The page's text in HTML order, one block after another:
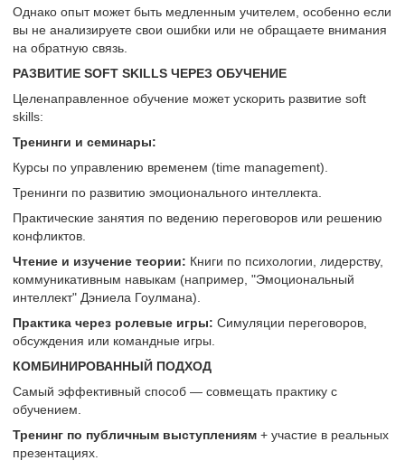
Однако опыт может быть медленным учителем, особенно если
вы не анализируете свои ошибки или не обращаете внимания
на обратную связь.
РАЗВИТИЕ SOFT SKILLS ЧЕРЕЗ ОБУЧЕНИЕ
Целенаправленное обучение может ускорить развитие soft
skills:
Тренинги и семинары:
Курсы по управлению временем (time management).
Тренинги по развитию эмоционального интеллекта.
Практические занятия по ведению переговоров или решению
конфликтов.
Чтение и изучение теории: Книги по психологии, лидерству,
коммуникативным навыкам (например, "Эмоциональный
интеллект" Дэниела Гоулмана).
Практика через ролевые игры: Симуляции переговоров,
обсуждения или командные игры.
КОМБИНИРОВАННЫЙ ПОДХОД
Самый эффективный способ — совмещать практику с
обучением.
Тренинг по публичным выступлениям + участие в реальных
презентациях.